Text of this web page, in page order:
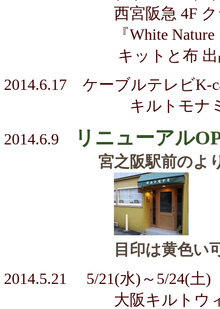
西宮阪急 4F クラフ
『White Nature 』
キットと布 出
2014.6.17 ケーブルテレビK-
キルトモナミ
2014.6.9
リニューアル
宮之阪駅前のよ
目印は黄色い
2014.5.21 5/21(水)～5/24(土)
大阪キルトウ